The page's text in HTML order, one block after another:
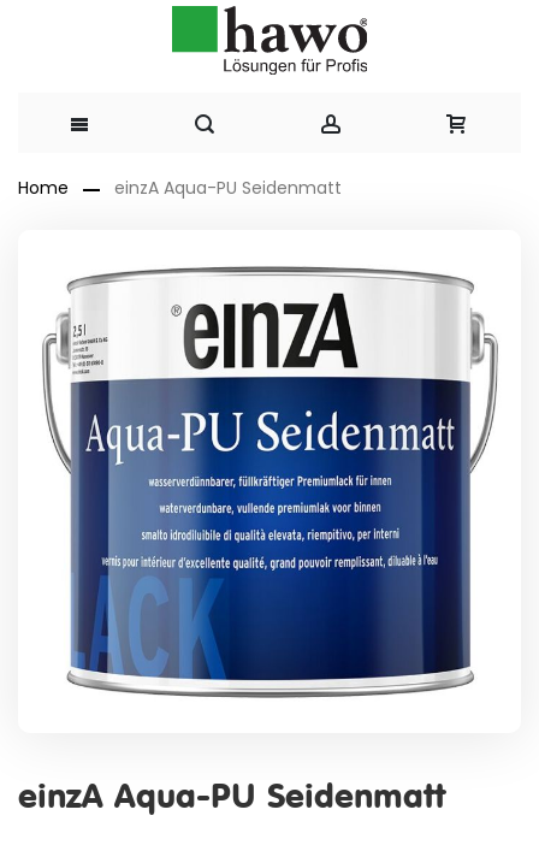
Home einzA Aqua-PU Seidenmatt
Bildergalerie
springen
der
einzA Aqua-PU Seidenmatt